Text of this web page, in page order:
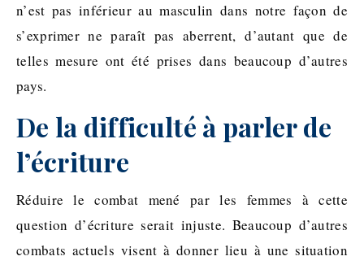
n’est pas inférieur au masculin dans notre façon de
s’exprimer ne paraît pas aberrent, d’autant que de
telles mesure ont été prises dans beaucoup d’autres
pays.
De la difficulté à parler de
l’écriture
Réduire le combat mené par les femmes à cette
question d’écriture serait injuste. Beaucoup d’autres
combats actuels visent à donner lieu à une situation